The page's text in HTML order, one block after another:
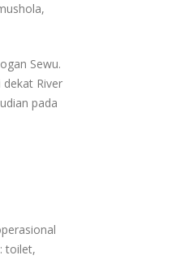
Sewu.
River
pada
toilet,